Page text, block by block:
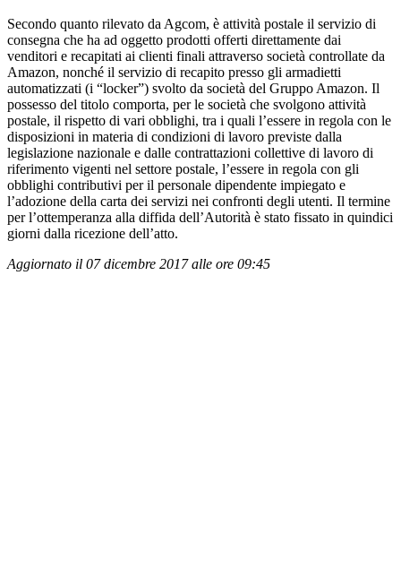
Secondo quanto rilevato da Agcom, è attività postale il servizio di
consegna che ha ad oggetto prodotti offerti direttamente dai
venditori e recapitati ai clienti finali attraverso società controllate da
Amazon, nonché il servizio di recapito presso gli armadietti
automatizzati (i “locker”) svolto da società del Gruppo Amazon. Il
possesso del titolo comporta, per le società che svolgono attività
postale, il rispetto di vari obblighi, tra i quali l’essere in regola con le
disposizioni in materia di condizioni di lavoro previste dalla
legislazione nazionale e dalle contrattazioni collettive di lavoro di
riferimento vigenti nel settore postale, l’essere in regola con gli
obblighi contributivi per il personale dipendente impiegato e
l’adozione della carta dei servizi nei confronti degli utenti. Il termine
per l’ottemperanza alla diffida dell’Autorità è stato fissato in quindici
giorni dalla ricezione dell’atto.
Aggiornato il 07 dicembre 2017 alle ore 09:45